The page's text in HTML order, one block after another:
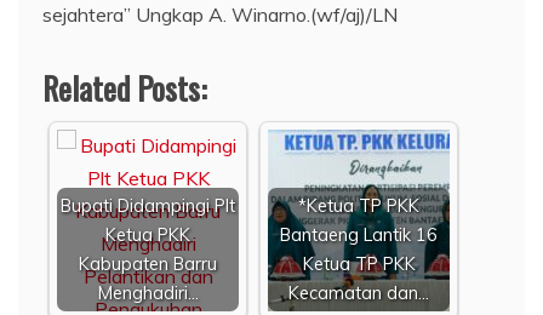
sejahtera” Ungkap A. Winarno.(wf/aj)/LN
Related Posts:
Bupati Didampingi Plt
Ketua PKK
Kabupaten Barru
Menghadiri…
*Ketua TP PKK
Bantaeng Lantik 16
Ketua TP PKK
Kecamatan dan…